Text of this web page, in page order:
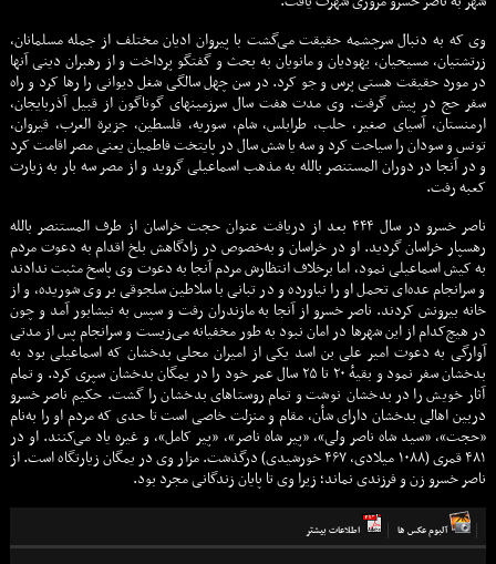
وی که به دنبال سرچشمه حقیقت می‌گشت با پیروان ادیان مختلف از جمله مسلمانان،
زرتشتیان، مسیحیان، یهودیان و مانویان به بحث و گفتگو پرداخت و از رهبران دینی آنها
در مورد حقیقت هستی پرس و جو کرد. در سن چهل سالگی شغل دیوانی را رها کرد و راه
سفر حج در پیش گرفت. وی مدت هفت سال سرزمینهای گوناگون از قبیل آذربایجان،
ارمنستان، آسیای صغیر، حلب، طرابلس، شام، سوریه، فلسطین، جزیرة العرب، قیروان،
تونس و سودان را سیاحت کرد و سه یا شش سال در پایتخت فاطمیان یعنی مصر اقامت کرد
و در آنجا در دوران المستنصر بالله به مذهب اسماعیلی گروید و از مصر سه بار به زیارت
کعبه رفت.
ناصر خسرو در سال ۴۴۴ بعد از دریافت عنوان حجت خراسان از طرف المستنصر بالله
رهسپار خراسان گردید. او در خراسان و به‌خصوص در زادگاهش بلخ اقدام به دعوت مردم
به کیش اسماعیلی نمود، اما برخلاف انتظارش مردم آنجا به دعوت وی پاسخ مثبت ندادند
و سرانجام عده‌ای تحمل او را نیاورده و در تبانی با سلاطین سلجوقی بر وی شوریده، و از
خانه بیرونش کردند. ناصر خسرو از آنجا به مازندران رفت و سپس به نیشابور آمد و چون
در هیچ‌کدام از این شهرها در امان نبود به طور مخفیانه می‌زیست و سرانجام پس از مدتی
آوارگی به دعوت امیر علی بن اسد یکی از امیران محلی بدخشان که اسماعیلی بود به
بدخشان سفر نمود و بقیهٔ ۲۰ تا ۲۵ سال عمر خود را در یمگان بدخشان سپری کرد. و تمام
آثار خویش را در بدخشان نوشت و تمام روستاهای بدخشان را گشت. حکیم ناصر خسرو
دربین اهالی بدخشان دارای شأن، مقام و منزلت خاصی است تا حدی که مردم او را به‌نام
«حجت»، «سید شاه ناصر ولی»، «پیر شاه ناصر»، «پیر کامل»، و غیره یاد می‌کنند. او در
۴۸۱ قمری (۱۰۸۸ میلادی، ۴۶۷ خورشیدی) درگذشت. مزار وی در یمگان زیارتگاه است. از
ناصر خسرو زن و فرزندی نماند؛ زیرا وی تا پایان زندگانی مجرد بود.
آلبوم عكس ها اطلاعات بيشتر